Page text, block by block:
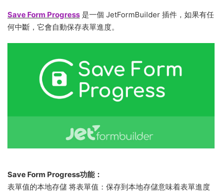
Save Form Progress 是一個 JetFormBuilder 插件，如果有任
何中斷，它會自動保存表單進度。
Save Form Progress功能：
表單值的本地存儲 将表單值：保存到本地存儲意味着表單進度